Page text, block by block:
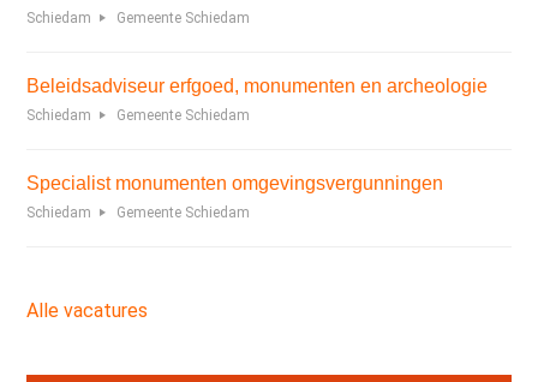
Schiedam Gemeente Schiedam
Beleidsadviseur erfgoed, monumenten en archeologie
Schiedam Gemeente Schiedam
Specialist monumenten omgevingsvergunningen
Schiedam Gemeente Schiedam
Alle vacatures